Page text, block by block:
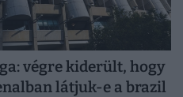
végre kiderült, hogy
látjuk-e a brazil